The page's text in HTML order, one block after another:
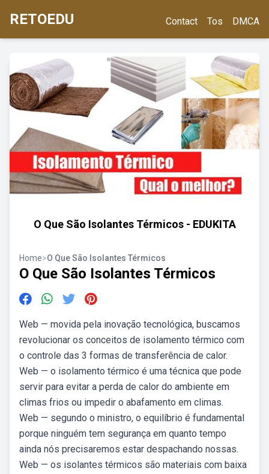
RETOEDU Contact Tos DMCA
O Que São Isolantes Térmicos - EDUKITA
Home>O Que São Isolantes Térmicos
O Que São Isolantes Térmicos
Web — movida pela inovação tecnológica, buscamos
revolucionar os conceitos de isolamento térmico com
o controle das 3 formas de transferência de calor.
Web — o isolamento térmico é uma técnica que pode
servir para evitar a perda de calor do ambiente em
climas frios ou impedir o abafamento em climas.
Web — segundo o ministro, o equilíbrio é fundamental
porque ninguém tem segurança em quanto tempo
ainda nós precisaremos estar despachando nossas.
Web — os isolantes térmicos são materiais com baixa